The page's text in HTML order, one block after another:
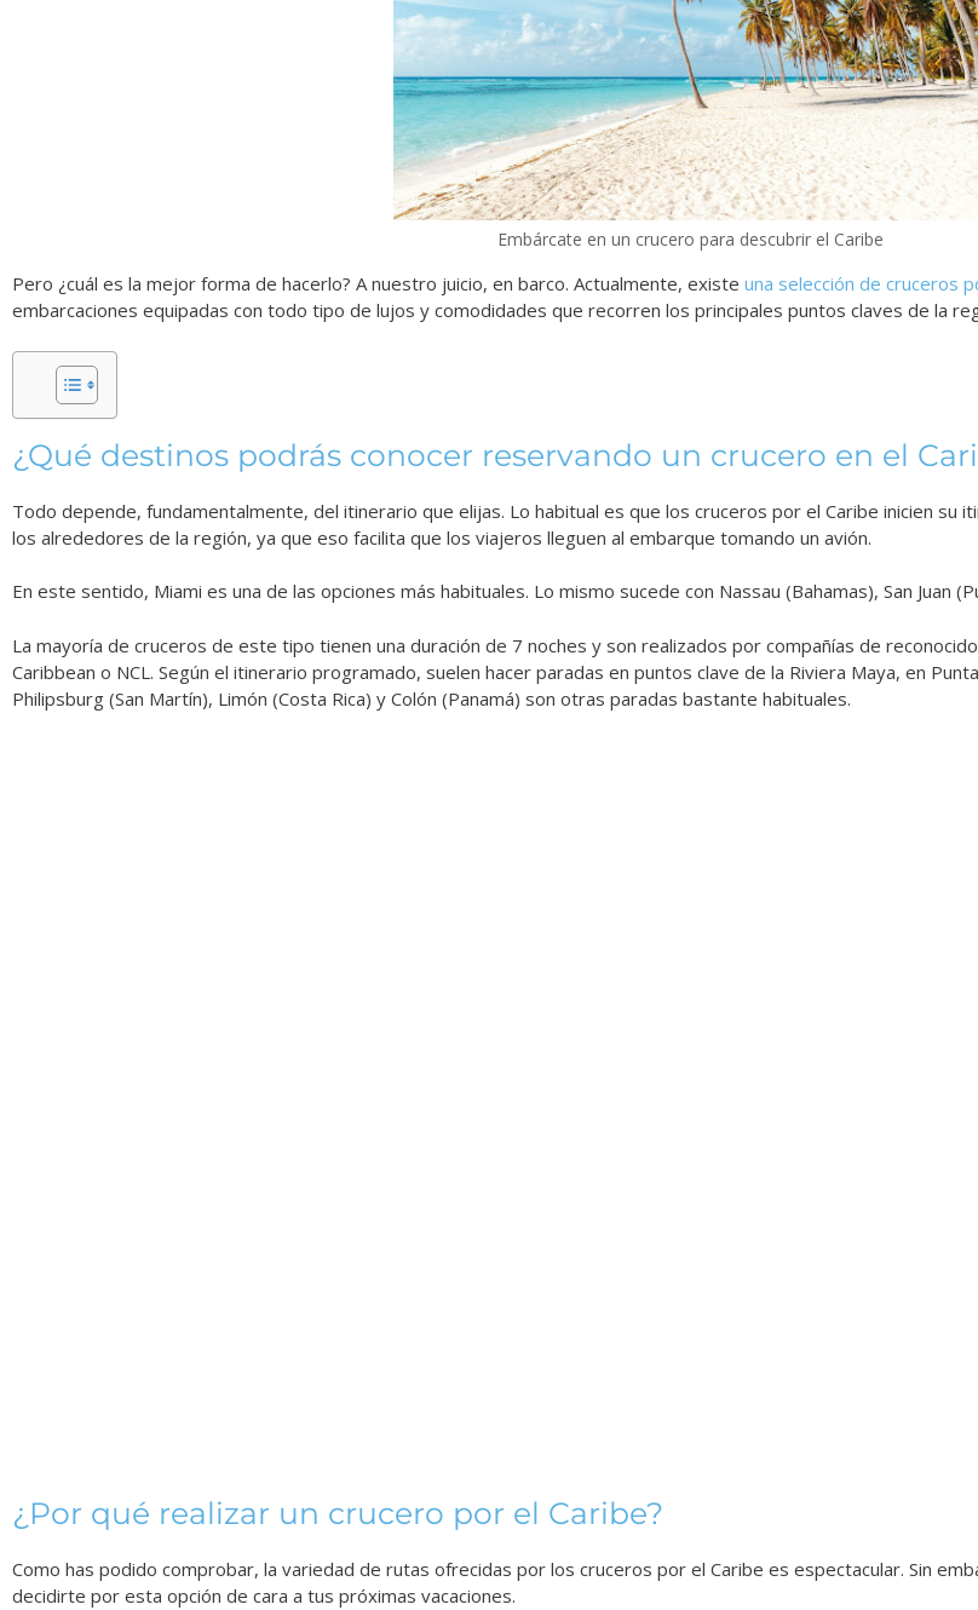
Embárcate en un crucero para descubrir el Caribe
Pero ¿cuál es la mejor forma de hacerlo? A nuestro juicio, en barco. Actualmente, existe una selección de cruceros
embarcaciones equipadas con todo tipo de lujos y comodidades que recorren los principales puntos claves de la
¿Qué destinos podrás conocer reservando un crucero en el
Todo depende, fundamentalmente, del itinerario que elijas. Lo habitual es que los cruceros por el Caribe inicien su
los alrededores de la región, ya que eso facilita que los viajeros lleguen al embarque tomando un avión.
En este sentido, Miami es una de las opciones más habituales. Lo mismo sucede con Nassau (Bahamas), San Juan
La mayoría de cruceros de este tipo tienen una duración de 7 noches y son realizados por compañías de
Caribbean o NCL. Según el itinerario programado, suelen hacer paradas en puntos clave de la Riviera Maya, en
Philipsburg (San Martín), Limón (Costa Rica) y Colón (Panamá) son otras paradas bastante habituales.
¿Por qué realizar un crucero por el Caribe?
Como has podido comprobar, la variedad de rutas ofrecidas por los cruceros por el Caribe es espectacular. Sin
decidirte por esta opción de cara a tus próximas vacaciones.